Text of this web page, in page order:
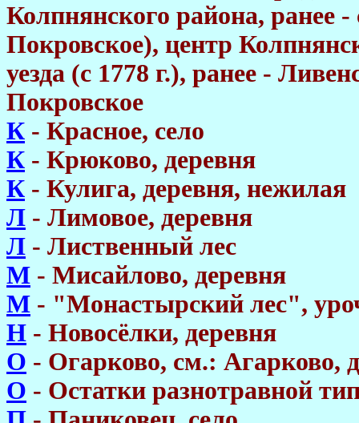
Колпнянского района, ранее
Покровское), центр
уезда (с 1778 г.), ранее -
Покровское
К - Красное, село
К - Крюково, деревня
К - Кулига, деревня, нежилая
Л - Лимовое, деревня
Л - Лиственный лес
М - Мисайлово, деревня
М - "Монастырский лес",
Н - Новосёлки, деревня
О - Огарково, см.: Агарково,
О - Остатки разнотравной